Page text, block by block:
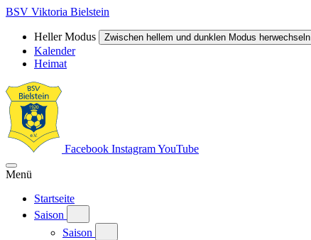
BSV Viktoria Bielstein
Heller Modus Zwischen hellem und dunklen Modus herwechseln
Kalender
Heimat
Facebook InstagramYouTube
Menü
Startseite
Saison
Saison